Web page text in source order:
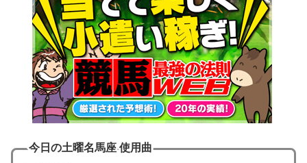
今日の土曜名馬座 使用曲